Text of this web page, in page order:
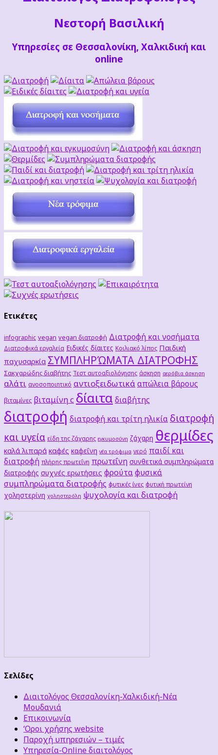
Νεστορή Βασιλική
Υπηρεσίες σε Θεσσαλονίκη, Χαλκιδική και
online
Ετικέτες
infographic vegan vegan διατροφή Διατροφή και νοσήματα
Διατροφικά εργαλεία Ειδικές δίαιτες Κοιλιακό λίπος Παιδική
παχυσαρκία ΣΥΜΠΛΗΡΏΜΑΤΑ ΔΙΑΤΡΟΦΗΣ
Σακχαρώδης διαβήτης Τεστ αυτοαξιολόγησης άσκηση αερόβια άσκηση
αλάτι ανοσοποιητικό αντιοξειδωτικά απώλεια βάρους
βιταμίνες βιταμίνη c δίαιτα διαβήτης
διατροφή διατροφή και τρίτη ηλικία διατροφή
και υγεία είδη της ζάχαρης εγκυμοσύνη ζάχαρη θερμίδες
καλά λιπαρά καφές καφεΐνη νέα τρόφιμα νερό παιδί και
διατροφή πλήρης πρωτεΐνη πρωτεΐνη συνθετικά συμπληρώματα
διατροφής συχνές ερωτήσεις φρούταφυσικά
συμπληρώματα διατροφής φυτικές ίνες φυτική πρωτείνη
χοληστερίνη χοληστερόλη ψυχολογία και διατροφή
Σελίδες
Διαιτολόγος Θεσσαλονίκη-Χαλκιδική-Νέα
Μουδανιά
Επικοινωνία
‘Οροι χρήσης website
Παροχή υπηρεσιών – τιμές
Υπηρεσία-Online διαιτολόγος